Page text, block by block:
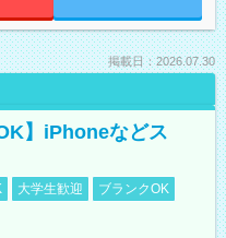
掲載日：2026.07.30
】iPhoneなどス
大学生歓迎
ブランクOK